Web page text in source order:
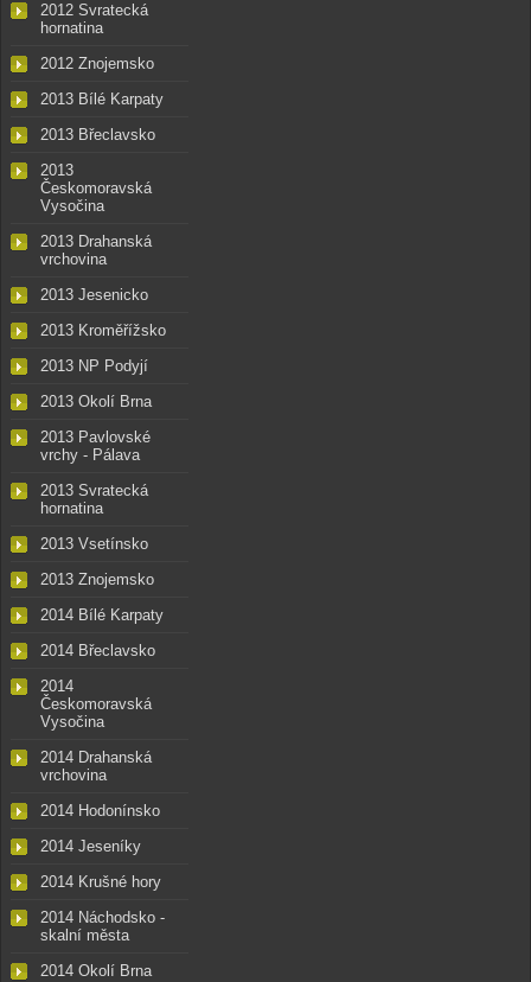
2012 Svratecká
hornatina
2012 Znojemsko
2013 Bílé Karpaty
2013 Břeclavsko
2013
Českomoravská
Vysočina
2013 Drahanská
vrchovina
2013 Jesenicko
2013 Kroměřížsko
2013 NP Podyjí
2013 Okolí Brna
2013 Pavlovské
vrchy - Pálava
2013 Svratecká
hornatina
2013 Vsetínsko
2013 Znojemsko
2014 Bílé Karpaty
2014 Břeclavsko
2014
Českomoravská
Vysočina
2014 Drahanská
vrchovina
2014 Hodonínsko
2014 Jeseníky
2014 Krušné hory
2014 Náchodsko -
skalní města
2014 Okolí Brna